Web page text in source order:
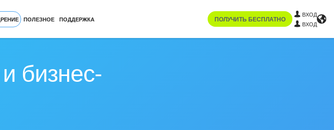
ПОЛЕЗНОЕ ПОДДЕРЖКА ПОЛУЧИТЬ БЕСПЛАТНО
ВХОД
ВХОД
бизнес-